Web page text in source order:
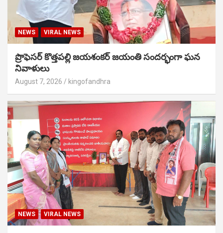
NEWS VIRAL NEWS
ప్రొఫెసర్ కొత్తపల్లి జయశంకర్ జయంతి సందర్భంగా ఘన
నివాళులు
August 7, 2026 kingofandhra
NEWS VIRAL NEWS